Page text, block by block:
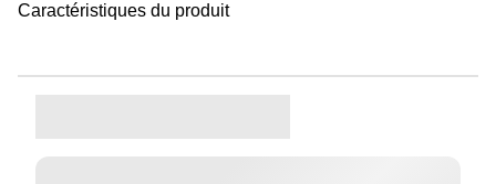
Caractéristiques du produit